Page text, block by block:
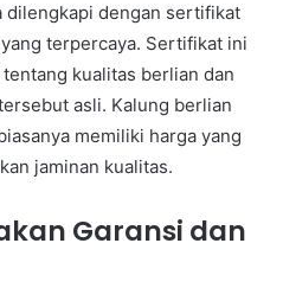
dilengkapi dengan sertifikat
terpercaya. Sertifikat ini
kualitas berlian dan
asli. Kalung berlian
memiliki harga yang
jaminan kualitas.
Garansi dan